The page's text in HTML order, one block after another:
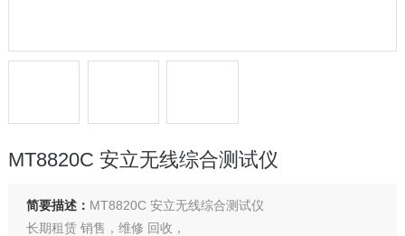
MT8820C 安立无线综合测试仪
简要描述： MT8820C 安立无线综合测试仪
长期租赁 销售，维修 回收，